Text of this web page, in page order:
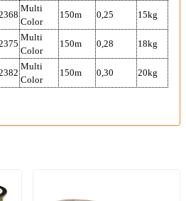
Multi
Color
150m 0,25 15kg
Multi
Color
150m 0,28 18kg
Multi
Color
150m 0,30 20kg